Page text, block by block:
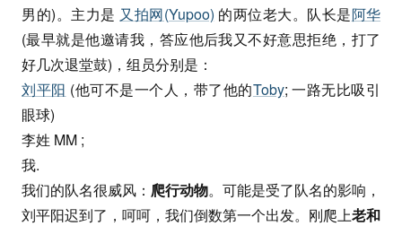
男的)。主力是 又拍网(Yupoo) 的两位老大。队长是阿华
(最早就是他邀请我，答应他后我又不好意思拒绝，打了
好几次退堂鼓)，组员分别是：
刘平阳 (他可不是一个人，带了他的Toby; 一路无比吸引
眼球)
李姓 MM ;
我.
我们的队名很威风： 爬行动物。可能是受了队名的影响，
刘平阳迟到了，呵呵，我们倒数第一个出发。刚爬上老和